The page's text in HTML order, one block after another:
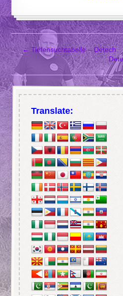
← Tiefensuchtabelle – Detech
Translate: